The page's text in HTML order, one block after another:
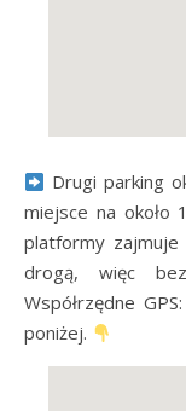
Drugi parking
miejsce na około
platformy
drogą, więc
Współrzędne
poniżej.